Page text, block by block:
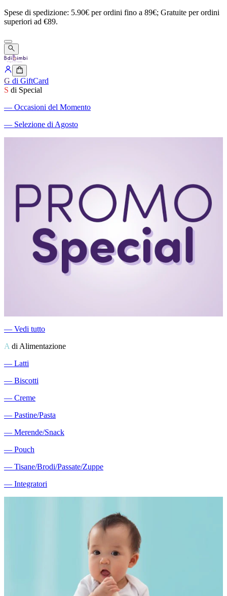
Spese di spedizione: 5.90€ perordini fino a 89€; Gratuite perordini
superiori ad €89.
G di GiftCard
S di Special
― Occasioni del Momento
― Selezione di Agosto
― Vedi tutto
A di Alimentazione
― Latti
― Biscotti
― Creme
― Pastine/Pasta
― Merende/Snack
― Pouch
― Tisane/Brodi/Passate/Zuppe
― Integratori